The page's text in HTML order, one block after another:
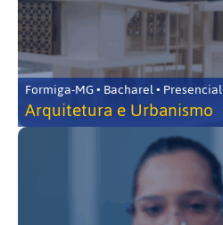
Formiga-MG • Bacharel • Presencial
Arquitetura e Urbanismo